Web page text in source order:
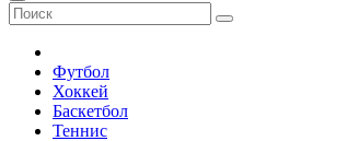
Футбол
Хоккей
Баскетбол
Теннис